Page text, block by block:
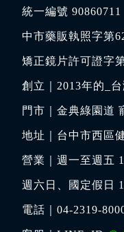
統一編號 90860711
中市藥販執照字第
矯正鏡片許可證字
創立｜2013年的_
門市｜金典綠園道
地址｜ 台中市西區
營業｜週一至週五
週六日、國定假日
電話｜04-2319-